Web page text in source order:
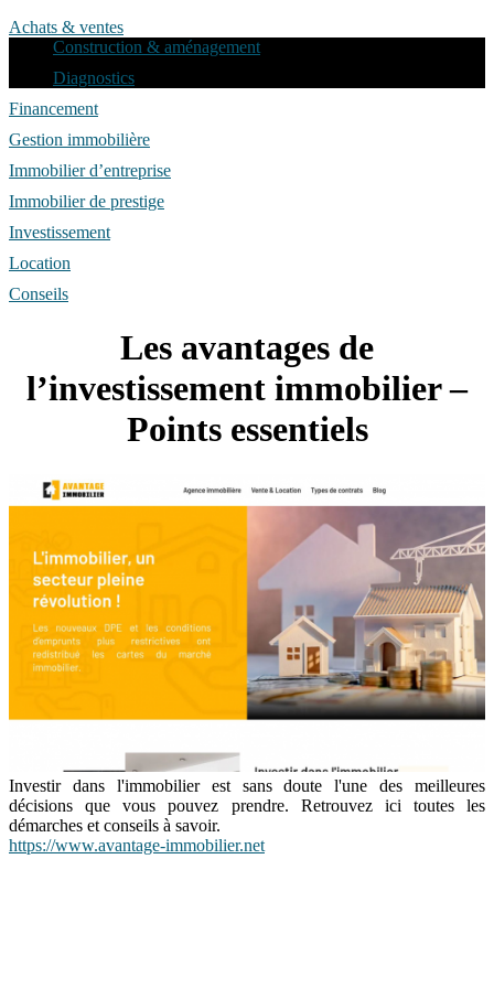
Achats & ventes
Construction & aménagement
Diagnostics
Financement
Gestion immobilière
Immobilier d’entreprise
Immobilier de prestige
Investissement
Location
Conseils
Les avantages de
l’investissement immobilier –
Points essentiels
Investir dans l'immobilier est sans doute l'une des meilleures
décisions que vous pouvez prendre. Retrouvez ici toutes les
démarches et conseils à savoir.
https://www.avantage-immobilier.net